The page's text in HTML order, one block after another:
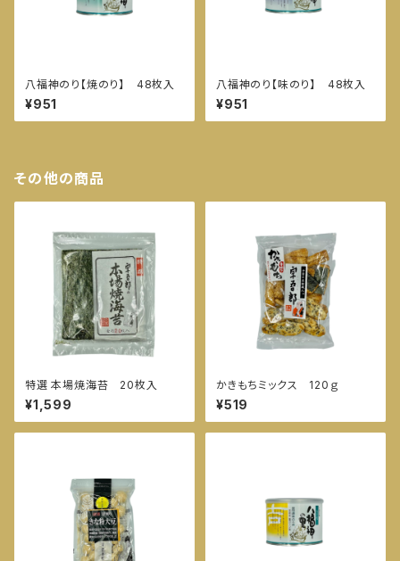
八福神のり【焼のり】 48枚入
¥951
八福神のり【味のり】 48枚入
¥951
その他の商品
特選 本場焼海苔 20枚入
¥1,599
かきもちミックス 120ｇ
¥519